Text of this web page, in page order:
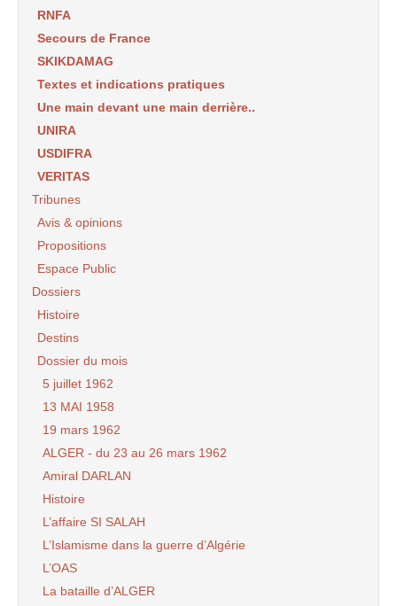
RNFA
Secours de France
SKIKDAMAG
Textes et indications pratiques
Une main devant une main derrière..
UNIRA
USDIFRA
VERITAS
Tribunes
Avis & opinions
Propositions
Espace Public
Dossiers
Histoire
Destins
Dossier du mois
5 juillet 1962
13 MAI 1958
19 mars 1962
ALGER - du 23 au 26 mars 1962
Amiral DARLAN
Histoire
L’affaire SI SALAH
L’Islamisme dans la guerre d’Algérie
L’OAS
La bataille d’ALGER